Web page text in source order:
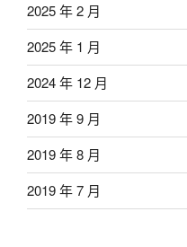
2025 年 2 月
2025 年 1 月
2024 年 12 月
2019 年 9 月
2019 年 8 月
2019 年 7 月